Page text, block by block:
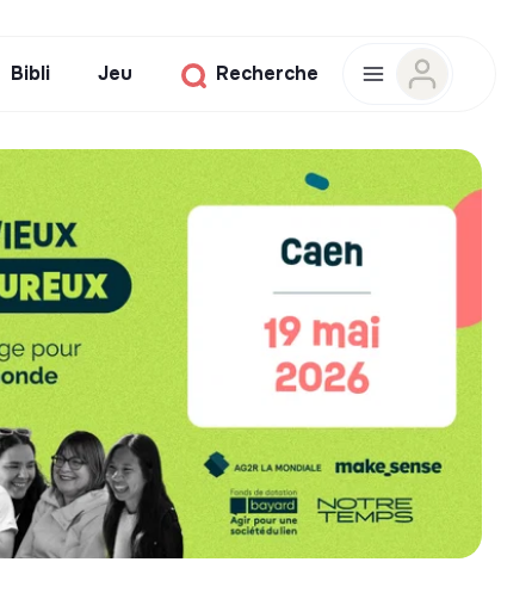
Bibli Jeu Recherche